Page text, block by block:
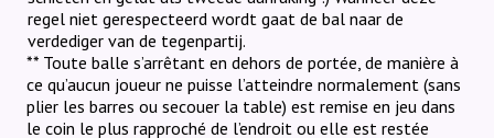
regel niet gerespecteerd wordt gaat de bal naar de
verdediger van de tegenpartij.
** Toute balle s’arrêtant en dehors de portée, de manière à
ce qu’aucun joueur ne puisse l’atteindre normalement (sans
plier les barres ou secouer la table) est remise en jeu dans
le coin le plus rapproché de l’endroit ou elle est restée